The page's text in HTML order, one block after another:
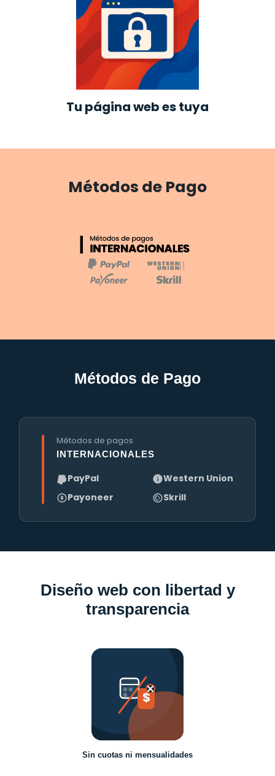
Tu página web es tuya
Métodos de Pago
Métodos de Pago
Métodos de pagos
INTERNACIONALES
PayPal
Western Union
Payoneer
Skrill
Diseño web con libertad y
transparencia
$
Sin cuotas ni mensualidades